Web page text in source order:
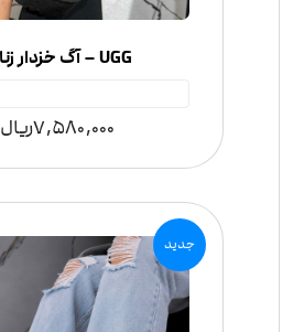
UGG – آگ خزدار زنانه
7,580,000ریال
جدید